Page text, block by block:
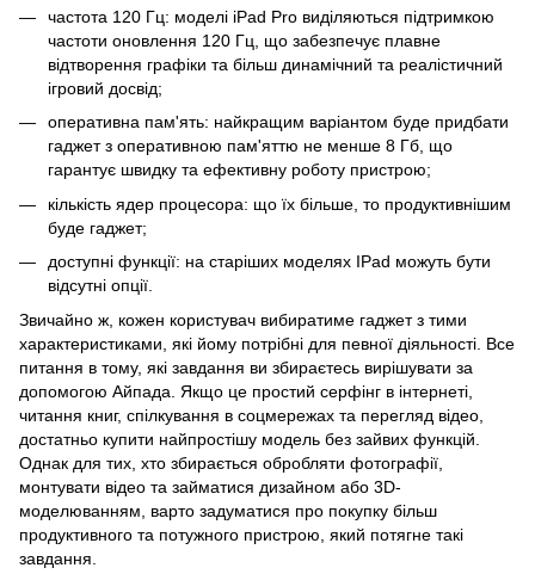
частота 120 Гц: моделі iPad Pro виділяються підтримкою
частоти оновлення 120 Гц, що забезпечує плавне
відтворення графіки та більш динамічний та реалістичний
ігровий досвід;
оперативна пам'ять: найкращим варіантом буде придбати
гаджет з оперативною пам'яттю не менше 8 Гб, що
гарантує швидку та ефективну роботу пристрою;
кількість ядер процесора: що їх більше, то продуктивнішим
буде гаджет;
доступні функції: на старіших моделях IPad можуть бути
відсутні опції.
Звичайно ж, кожен користувач вибиратиме гаджет з тими
характеристиками, які йому потрібні для певної діяльності. Все
питання в тому, які завдання ви збираєтесь вирішувати за
допомогою Айпада. Якщо це простий серфінг в інтернеті,
читання книг, спілкування в соцмережах та перегляд відео,
достатньо купити найпростішу модель без зайвих функцій.
Однак для тих, хто збирається обробляти фотографії,
монтувати відео та займатися дизайном або 3D-
моделюванням, варто задуматися про покупку більш
продуктивного та потужного пристрою, який потягне такі
завдання.